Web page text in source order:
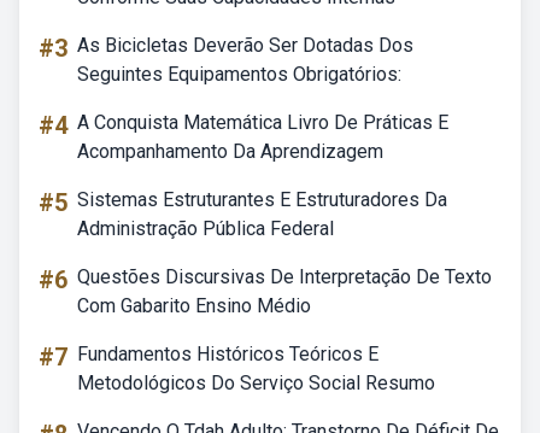
#3 As Bicicletas Deverão Ser Dotadas Dos
Seguintes Equipamentos Obrigatórios:
#4 A Conquista Matemática Livro De Práticas E
Acompanhamento Da Aprendizagem
#5 Sistemas Estruturantes E Estruturadores Da
Administração Pública Federal
#6 Questões Discursivas De Interpretação De Texto
Com Gabarito Ensino Médio
#7 Fundamentos Históricos Teóricos E
Metodológicos Do Serviço Social Resumo